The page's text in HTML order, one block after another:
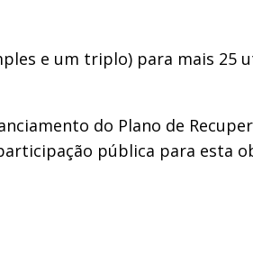
e um triplo) para mais 25
do Plano de
pública para esta